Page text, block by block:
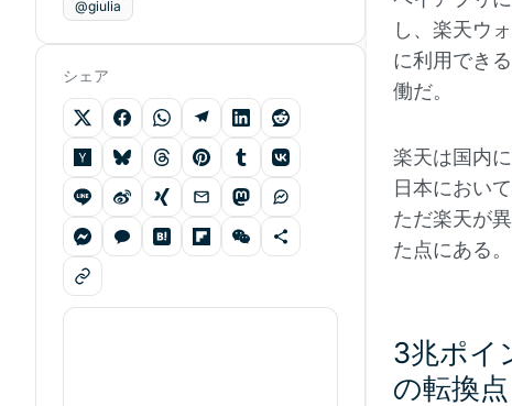
し、楽天ウ
に利用でき
働だ。
楽天は国内
日本におい
ただ楽天が
た点にある。
3兆ポイ
の転換点
@giulia
シェア